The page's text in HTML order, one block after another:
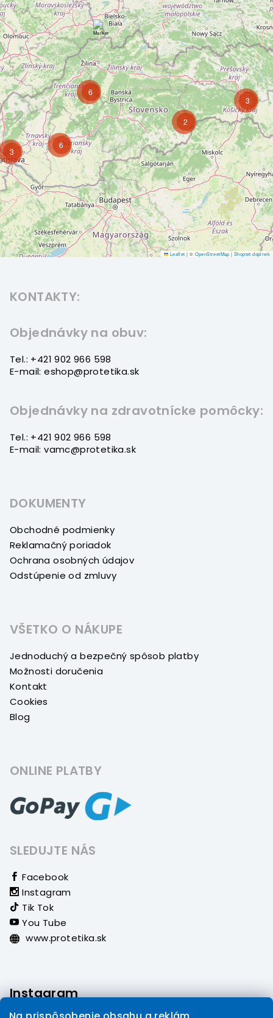
2
3
3
6
6
Leaflet | © OpenStreetMap | Shoptet doplnek
KONTAKTY:
Objednávky na obuv:
Tel.: +421 902 966 598
E-mail: eshop@protetika.sk
Objednávky na zdravotnícke pomôcky:
Tel.: +421 902 966 598
E-mail: vamc@protetika.sk
DOKUMENTY
Obchodné podmienky
Reklamačný poriadok
Ochrana osobných údajov
Odstúpenie od zmluvy
VŠETKO O NÁKUPE
Jednoduchý a bezpečný spôsob platby
Možnosti doručenia
Kontakt
Cookies
Blog
ONLINE PLATBY
SLEDUJTE NÁS
Facebook
Instagram
Tik Tok
You Tube
www.protetika.sk
Instagram